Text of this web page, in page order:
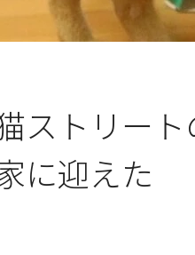
ストリー
に迎えた